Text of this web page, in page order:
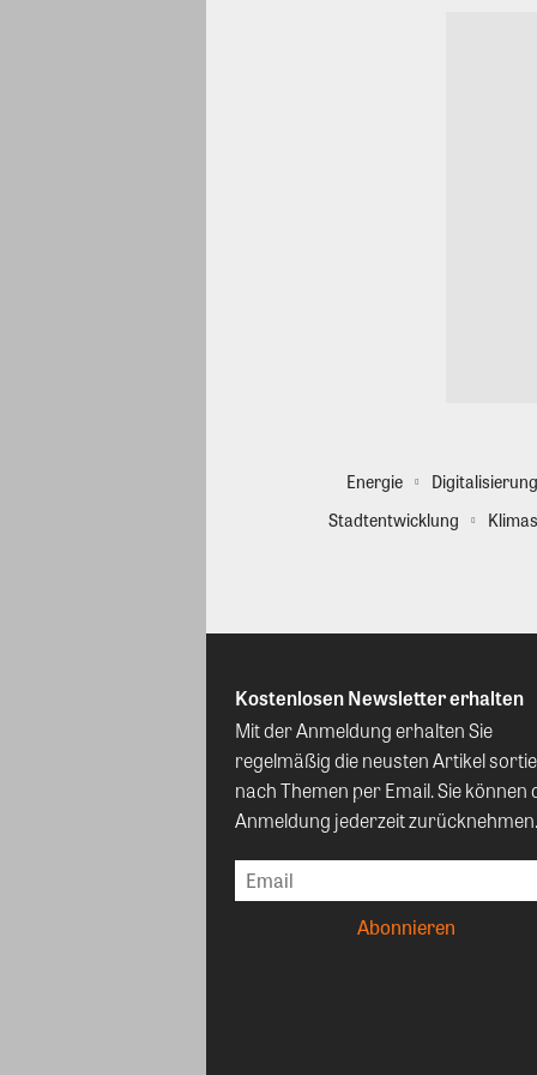
Energie Digitalisierung
Stadtentwicklung
Kostenlosen Newsletter erhalten
Mit der Anmeldung erhalten Sie
regelmäßig die neusten Artikel
nach Themen per Email. Sie können
Anmeldung jederzeit zurücknehmen.